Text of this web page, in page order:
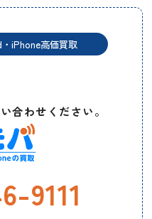
iPhone高価買取
合わせください。
9111